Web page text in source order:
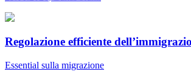
Regolazione efficiente
Essential sulla migrazione